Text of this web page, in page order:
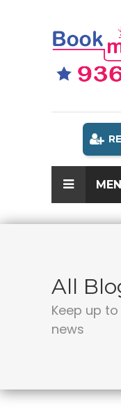
All
Keep up
news